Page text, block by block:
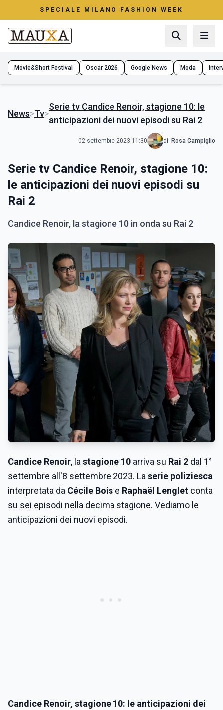
SPECIALE MILANO FASHION WEEK
Movie&Short Festival Oscar 2026 Google News Moda
News>Tv>
Serie tv Candice Renoir, stagione 10: le
anticipazioni dei nuovi episodi su Rai 2
02 settembre 2023 11:30 di: Rosa Campiglio
Serie tv Candice Renoir, stagione 10:
le anticipazioni dei nuovi episodi su
Rai 2
Candice Renoir, la stagione 10 in onda su Rai 2
Candice Renoir, la stagione 10 arriva su Rai 2 dal 1°
settembre all'8 settembre 2023. La serie poliziesca
interpretata da Cécile Bois e Raphaël Lenglet conta
su sei episodi nella decima stagione. Vediamo le
anticipazioni dei nuovi episodi.
Candice Renoir, stagione 10: le anticipazioni dei